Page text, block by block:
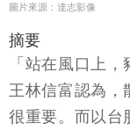
圖片來源：達志影像
摘要
「站在風口上
王林信富認為，
很重要。而以台